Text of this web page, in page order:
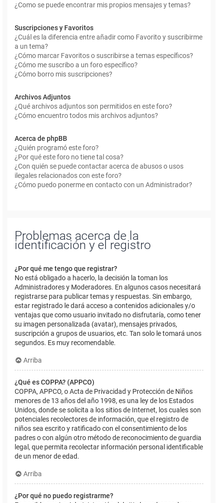
¿Como se puede encontrar mis propios mensajes y temas?
Suscripciones y Favoritos
¿Cuál es la diferencia entre añadir como Favorito y suscribirme
a un tema?
¿Cómo marcar Favoritos o suscribirse a temas específicos?
¿Cómo me suscribo a un foro específico?
¿Cómo borro mis suscripciones?
Archivos Adjuntos
¿Qué archivos adjuntos son permitidos en este foro?
¿Cómo encuentro todos mis archivos adjuntos?
Acerca de phpBB
¿Quién programó este foro?
¿Por qué este foro no tiene tal cosa?
¿Con quién se puede contactar acerca de abusos o usos
ilegales relacionados con este foro?
¿Cómo puedo ponerme en contacto con un Administrador?
Problemas acerca de la
identificación y el registro
¿Por qué me tengo que registrar?
No está obligado a hacerlo, la decisión la toman los
Administradores y Moderadores. En algunos casos necesitará
registrarse para publicar temas y respuestas. Sin embargo,
estar registrado le dará acceso a contenidos adicionales y/o
ventajas que como usuario invitado no disfrutaría, como tener
su imagen personalizada (avatar), mensajes privados,
suscripción a grupos de usuarios, etc. Tan solo le tomará unos
segundos. Es muy recomendable.
Arriba
¿Qué es COPPA? (APPCO)
COPPA, APPCO, o Acta de Privacidad y Protección de Niños
menores de 13 años del año 1998, es una ley de los Estados
Unidos, donde se solicita a los sitios de Internet, los cuales son
potenciales recolectores de información, que el registro de
niños sea escrito y ratificado con el consentimiento de los
padres o con algún otro método de reconocimiento de guardia
legal, que permita recolectar información personal identificable
de un menor de edad.
Arriba
¿Por qué no puedo registrarme?